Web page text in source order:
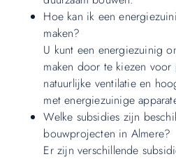
Hoe kan ik een
maken?
U kunt een energiezuinig
maken door te kiezen voor
natuurlijke ventilatie en
met energiezuinige
Welke subsidies zijn
bouwprojecten in Almere?
Er zijn verschillende